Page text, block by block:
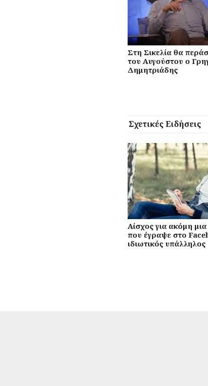
Στη Σικελία θα
του Αυγούστου ο
Δημητριάδης
Σχετικές Ειδήσεις
Αίσχος για ακόμη
που έγραψε στο
ιδιωτικός υπάλληλος